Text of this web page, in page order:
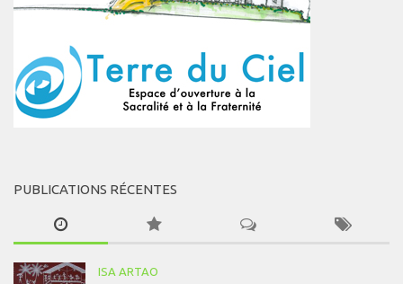
PUBLICATIONS RÉCENTES
ISA ARTAO